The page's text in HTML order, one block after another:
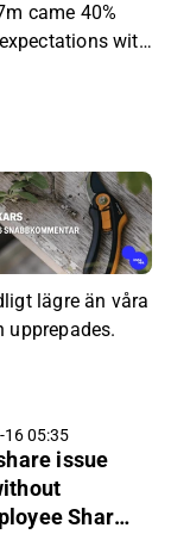
came 40%
with
growth (we
lägre än våra
upprepades.
16 05:35
issue
Share